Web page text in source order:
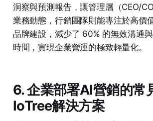
洞察與預測報告，讓管理層（CEO/
業務動態，行銷團隊則能專注於高價
品牌建設，減少了 60% 的無效溝通
時間，實現企業營運的極致輕量化。
6. 企業部署AI營銷的常
IoTree解決方案